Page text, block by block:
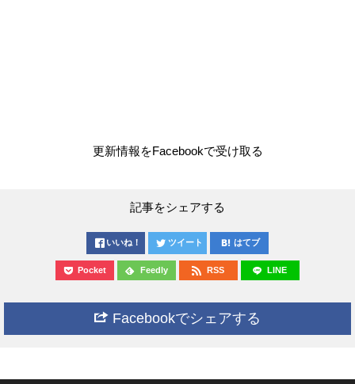
更新情報をFacebookで受け取る
記事をシェアする
いいね！ ツイート はてブ
Pocket Feedly RSS LINE
Facebookでシェアする